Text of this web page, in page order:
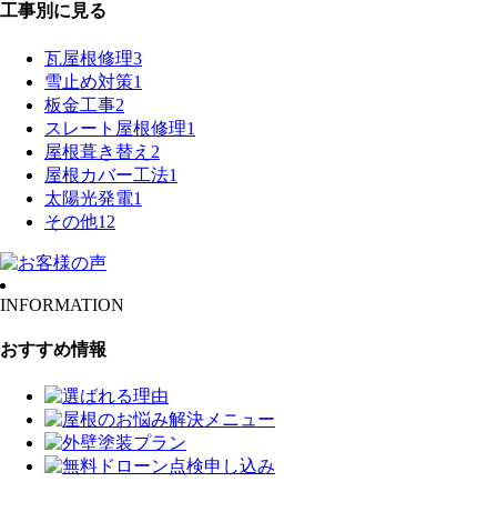
工事別に見る
瓦屋根修理3
雪止め対策1
板金工事2
スレート屋根修理1
屋根葺き替え 2
屋根カバー工法1
太陽光発電1
その他12
INFORMATION
おすすめ情報